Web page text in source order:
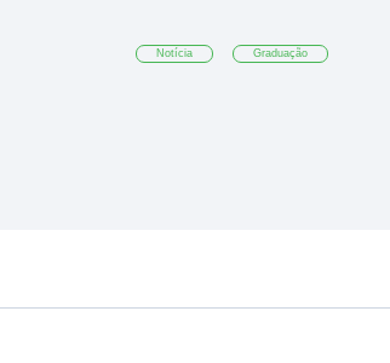
Notícia Graduação